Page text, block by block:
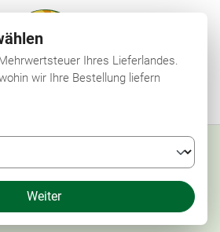
Ihres Lieferlandes.
wir Ihre Bestellung liefern
Weiter